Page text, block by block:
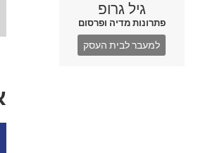
גיל גרופ
פתרונות מדיה ופרסום
למעבר לבית העסק